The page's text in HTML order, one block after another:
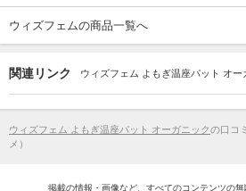
ウィズフェムの商品一覧へ
関連リンク ウィズフェム よもぎ温座パット オー
ウィズフェム よもぎ温座パット オーガニックの口コ
メ）
掲載の情報・画像など、すべてのコンテンツの無